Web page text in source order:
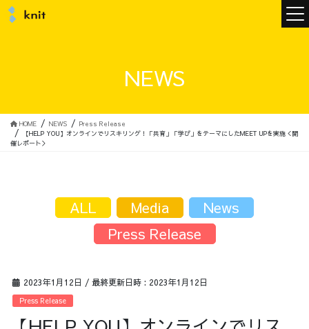
メンバー
サービス
NEWS
HOME NEWS
Press Release
【HELP YOU】オンラインでリスキリング！「共育」「学び」をテーマにしたMEET UPを実施＜開
催レポート＞
2023年1月12日 / 最終更新日時 : 2023年1月12日
Press Release
ALL Media
News
Press Release